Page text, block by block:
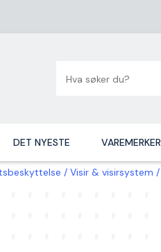
DET NYESTE VAREMERKER
Visir & visirsystem